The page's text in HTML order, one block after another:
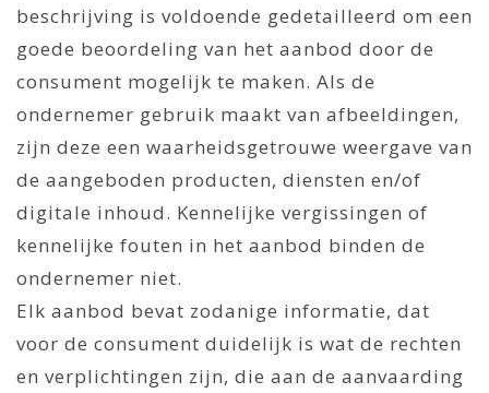
beschrijving is voldoende gedetailleerd om een
goede beoordeling van het aanbod door de
consument mogelijk te maken. Als de
ondernemer gebruik maakt van afbeeldingen,
zijn deze een waarheidsgetrouwe weergave van
de aangeboden producten, diensten en/of
digitale inhoud. Kennelijke vergissingen of
kennelijke fouten in het aanbod binden de
ondernemer niet.
Elk aanbod bevat zodanige informatie, dat
voor de consument duidelijk is wat de rechten
en verplichtingen zijn, die aan de aanvaarding